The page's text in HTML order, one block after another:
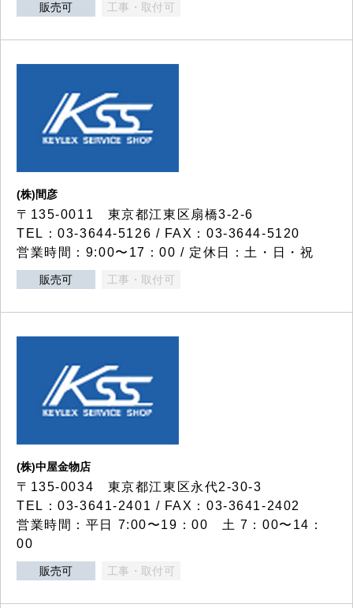
販売可 工事・取付可
(株)間彦
〒135-0011 東京都江東区扇橋3-2-6
TEL：03-3644-5126 / FAX：03-3644-5120
営業時間：9:00〜17：00 / 定休日：土・日・祝
販売可 工事・取付可
(株)中屋金物店
〒135-0034 東京都江東区永代2-30-3
TEL：03-3641-2401 / FAX：03-3641-2402
営業時間：平日 7:00〜19：00 土 7：00〜14：
00
販売可 工事・取付可